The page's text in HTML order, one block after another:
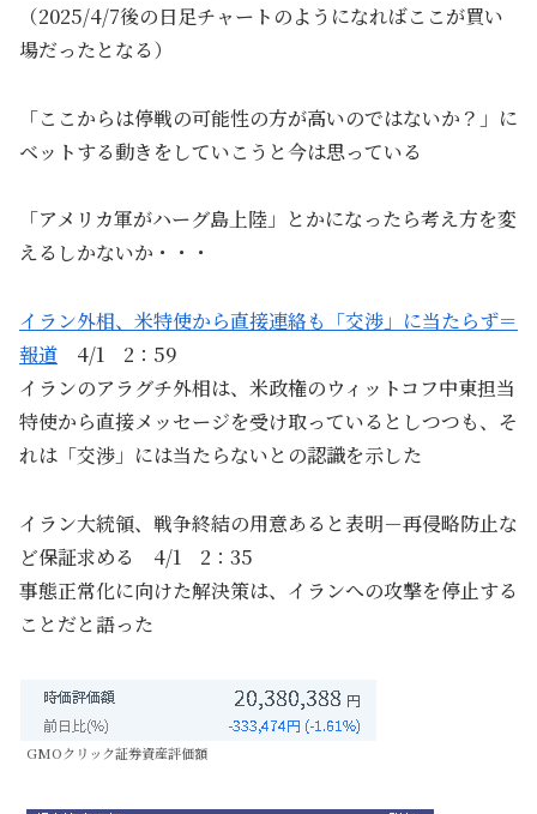
（2025/4/7後の日足チャートのようになればここが買い
場だったとなる）
「ここからは停戦の可能性の方が高いのではないか？」に
ベットする動きをしていこうと今は思っている
「アメリカ軍がハーグ島上陸」とかになったら考え方を変
えるしかないか・・・
イラン外相、米特使から直接連絡も「交渉」に当たらず＝
報道 4/1 2：59
イラン​のアラグチ外‌相は、米政権のウィッ​トコフ中​東担当
特使から直⁠接メッセ​ージを受け取​っているとしつつも、そ
れは「​交渉」に​は当たらないとの‌認識⁠を示した
イラン大統領、戦争終結の用意あると表明－再侵略防止な
ど保証求める 4/1 2：35
事態正常化に向けた解決策は、イランへの攻撃を停止する
ことだと語った
GMOクリック証券資産評価額